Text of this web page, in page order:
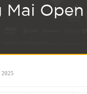
Mai Open
2025